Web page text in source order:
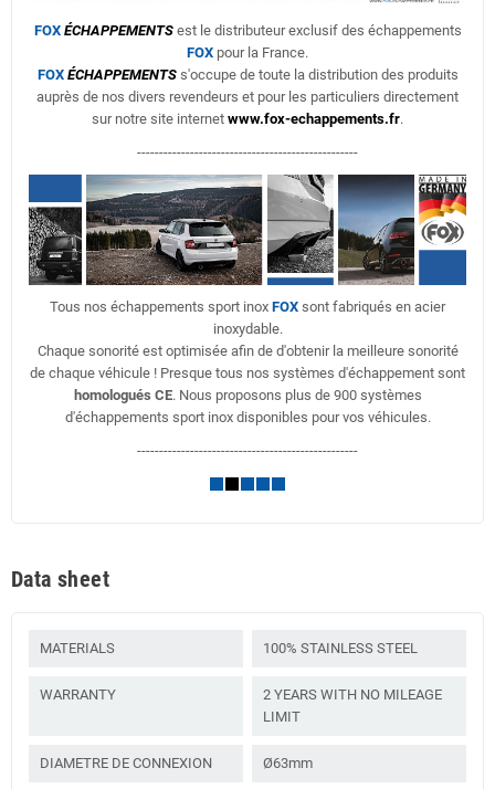
FOX ÉCHAPPEMENTSest le distributeur exclusif des échappements
FOX pour la France.
FOX ÉCHAPPEMENTSs'occupe de toute la distribution des produits
auprès de nos divers revendeurs et pour les particuliers directement
sur notre site internet www.fox-echappements.fr.
--------------------------------------------------
Tous nos échappements sport inox FOX sont fabriqués en acier
inoxydable.
Chaque sonorité est optimisée afin de d'obtenir la meilleure sonorité
de chaque véhicule ! Presque tous nos systèmes d'échappement sont
homologués CE. Nous proposons plus de 900 systèmes
d'échappements sport inox disponibles pour vos véhicules.
--------------------------------------------------
Data sheet
MATERIALS 100% STAINLESS STEEL
WARRANTY
2 YEARS WITH NO MILEAGE
LIMIT
DIAMETRE DE CONNEXION Ø63mm